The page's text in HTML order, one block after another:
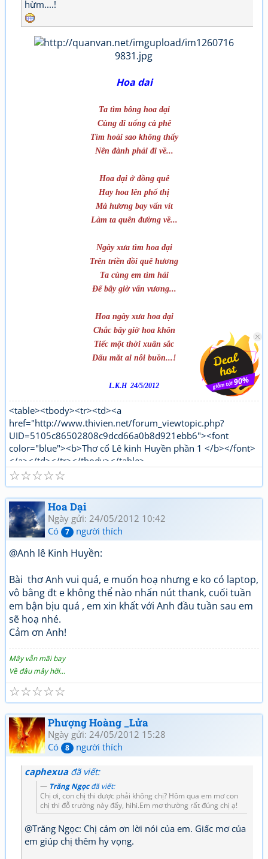
hừm....!
Hoa dai
Ta tìm bông hoa dại
Cùng đi uống cà phê
Tìm hoài sao không thấy
Nên đành phải đi về...
Hoa dại ở đồng quê
Hay hoa lên phố thị
Mà hương bay vấn vít
Làm ta quên đường về...
Ngày xưa tìm hoa dại
Trên triền đồi quê hương
Ta cùng em tìm hái
Để bây giờ vấn vương...
Hoa ngày xưa hoa dại
Chắc bây giờ hoa khôn
Tiếc một thời xuân sắc
Dấu mắt ai nỗi buồn...!
L.K.H 24/5/2012
<table><tbody><tr><td><a
href="http://www.thivien.net/forum_viewtopic.php?
UID=5105c86502808c9dcd66a0b8d921ebb6"><font
color="blue"><b>Thơ cổ Lê kinh Huyền phần 1 </b></font>
</a></td></tr></tbody></table>
"http://www.thivien.net/forum_viewtopic.php?
UID=bkDYrcuJOSk9GouaL4BqFQ"><font color="red">
<b>Thơ mới Lê kinh Huyền phần 1</b></font></a></td>
</tr></tbody></table>[/html]
☆
☆
☆
☆
☆
Hoa Dại
Ngày gửi: 24/05/2012 10:42
Có
7 người thích
@Anh lê Kinh Huyền:
Bài thơ Anh vui quá, e muốn hoạ nhưng e ko có laptop,
vô bằng đt e không thể nào nhấn nút thank, cuối tuần
em bận bịu quá , em xin khất với Anh đầu tuần sau em
sẽ hoạ nhé.
Cảm ơn Anh!
Mây vẫn mãi bay
Về đâu mây hỡi...
☆
☆
☆
☆
☆
Phượng Hoàng _Lửa
Ngày gửi: 24/05/2012 15:28
Có
8 người thích
caphexuađã viết:
Trăng Ngọcđã viết:
Chị ơi, con chị thi dược phải không chị? Hôm qua em mơ con
chị thi đỗ trường này đấy, hihi.Em mơ thường rất đúng chị ạ!
@Trăng Ngọc: Chị cảm ơn lời nói của em. Giấc mơ của
em giúp chị thêm hy vọng.